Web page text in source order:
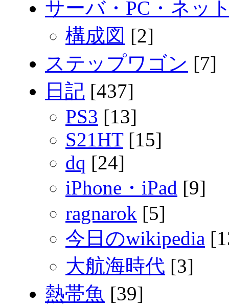
サーバ・PC・ネッ
構成図 [2]
ステップワゴン [7]
日記 [437]
PS3 [13]
S21HT[15]
dq [24]
iPhone・iPad [9]
ragnarok [5]
今日のwikipedia
大航海時代 [3]
熱帯魚 [39]